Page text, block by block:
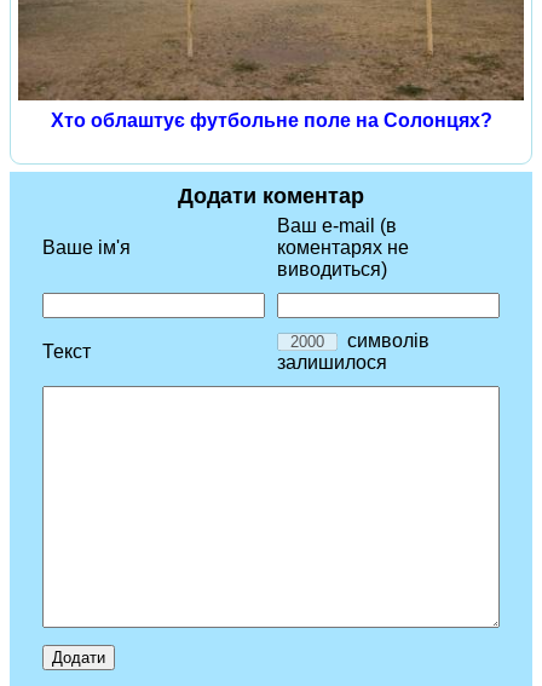
Хто облаштує футбольне поле на Солонцях?
Додати коментар
Ваше ім'я
Ваш e-mail (в
коментарях не
виводиться)
Текст
символів
залишилося